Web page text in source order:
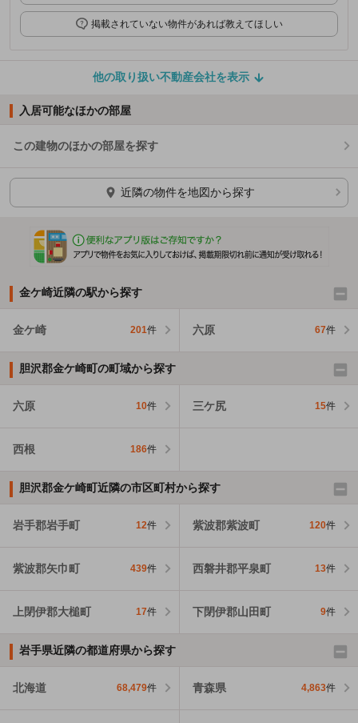
掲載されていない物件があれば教えてほしい
他の取り扱い不動産会社を表示
入居可能なほかの部屋
この建物のほかの部屋を探す
ほかの部屋を検索中…
近隣の物件を地図から探す
金ケ崎近隣の駅から探す
金ケ崎 201件 六原 67件
胆沢郡金ケ崎町の町域から探す
六原 10件 三ケ尻 15件
西根 186件
胆沢郡金ケ崎町近隣の市区町村から探す
岩手郡岩手町 12件 紫波郡紫波町 120件
紫波郡矢巾町 439件 西磐井郡平泉町 13件
上閉伊郡大槌町 17件 下閉伊郡山田町 9件
岩手県近隣の都道府県から探す
北海道 68,479件 青森県 4,863件